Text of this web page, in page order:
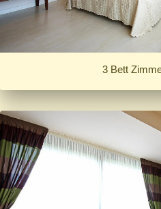
3 Bett